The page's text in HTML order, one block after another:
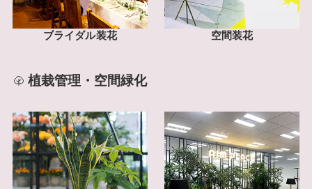
ブライダル装花 空間装花
植栽管理・空間緑化